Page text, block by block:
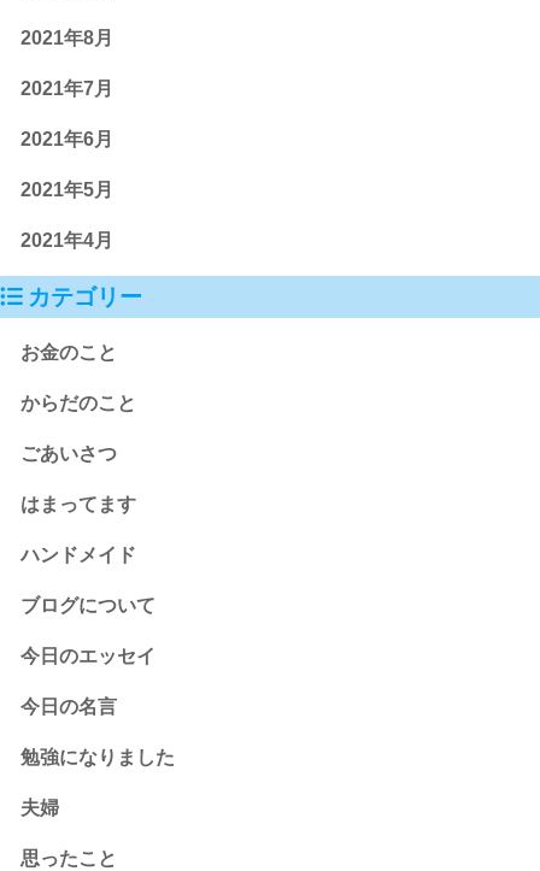
2021年8月
2021年7月
2021年6月
2021年5月
2021年4月
カテゴリー
お金のこと
からだのこと
ごあいさつ
はまってます
ハンドメイド
ブログについて
今日のエッセイ
今日の名言
勉強になりました
夫婦
思ったこと